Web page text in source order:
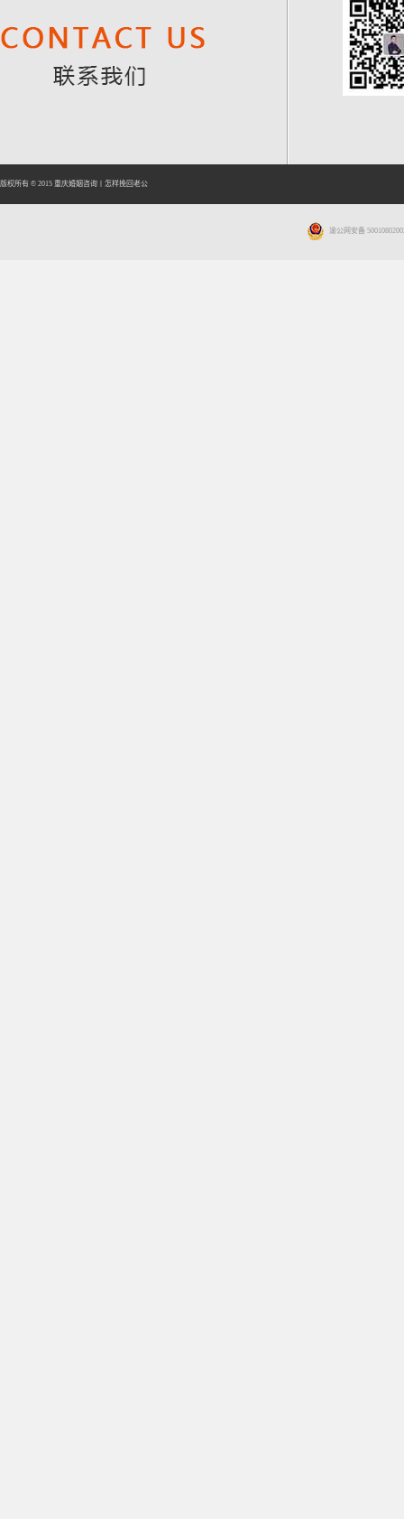
版权所有 © 2015 重庆婚姻咨询 怎样挽回老公
渝公网安备